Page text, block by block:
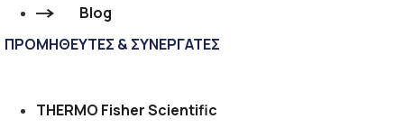
Blog
ΠΡΟΜΗΘΕΥΤΕΣ & ΣΥΝΕΡΓΑΤΕΣ
THERMO Fisher Scientific